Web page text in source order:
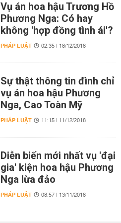
Vụ án hoa hậu Trương Hồ
Phương Nga: Có hay
không 'hợp đồng tình ái'?
PHÁP LUẬT 02:35 | 18/12/2018
Sự thật thông tin đình chỉ
vụ án hoa hậu Phương
Nga, Cao Toàn Mỹ
PHÁP LUẬT 11:15 | 11/12/2018
Diễn biến mới nhất vụ 'đại
gia' kiện hoa hậu Phương
Nga lừa đảo
PHÁP LUẬT 08:57 | 13/11/2018